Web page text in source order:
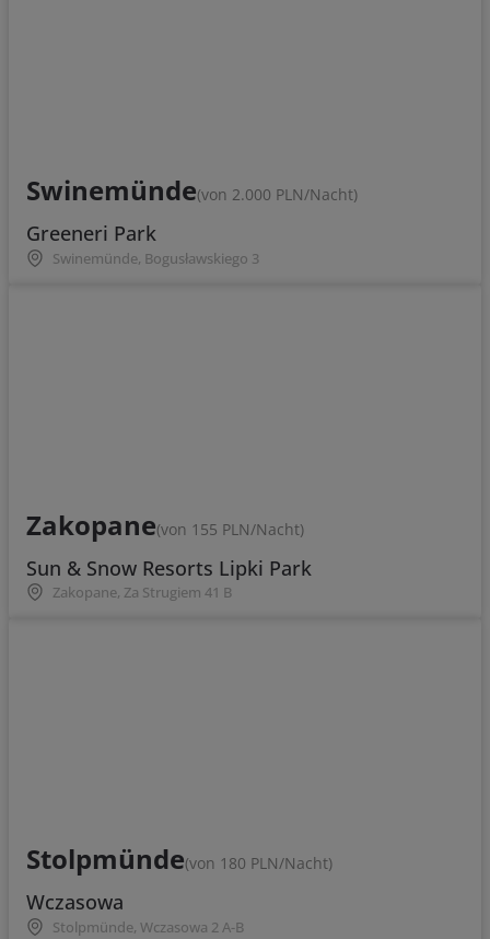
Swinemünde(von 2.000 PLN/Nacht)
Greeneri Park
Swinemünde, Bogusławskiego 3
Zakopane(von 155 PLN/Nacht)
Sun & Snow Resorts Lipki Park
Zakopane, Za Strugiem 41 B
Stolpmünde(von 180 PLN/Nacht)
Wczasowa
Stolpmünde, Wczasowa 2 A-B